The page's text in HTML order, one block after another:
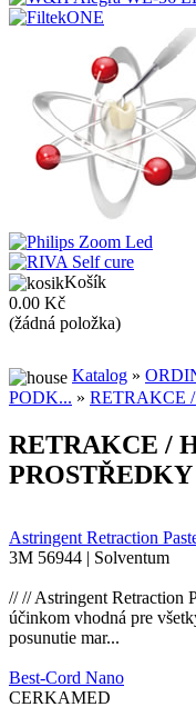
Košík
0.00 Kč
(žádná položka)
Katalog »
PODK... » RETRAKCE
RETRAKCE /
PROSTŘEDKY
Astringent Retraction
3M 56944 | Solventum
// // Astringent Retraction
účinkom vhodná pre
posunutie mar...
Best-Cord Nano
CERKAMED